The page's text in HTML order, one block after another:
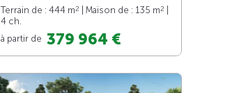
Terrain de : 444 m2 | Maison de : 135 m2
4 ch.
à partir de 379 964 €